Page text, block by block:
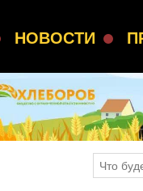
НОВОСТИ